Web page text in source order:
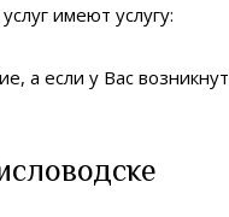
имеют услугу:
а если у Вас